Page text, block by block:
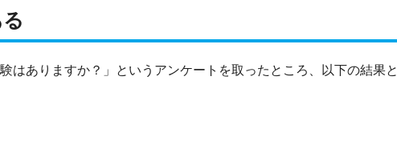
はありますか？」というアンケートを取ったところ、以下の結果と